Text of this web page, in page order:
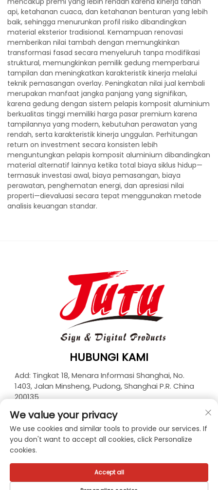
api, ketahanan cuaca, dan ketahanan benturan yang lebih
baik, sehingga menurunkan profil risiko dibandingkan
material eksterior tradisional. Kemampuan renovasi
memberikan nilai tambah dengan memungkinkan
transformasi fasad secara menyeluruh tanpa modifikasi
struktural, memungkinkan pemilik gedung memperbarui
tampilan dan meningkatkan karakteristik kinerja melalui
teknik pemasangan overlay. Peningkatan nilai jual kembali
merupakan manfaat jangka panjang yang signifikan,
karena gedung dengan sistem pelapis komposit aluminium
berkualitas tinggi memiliki harga pasar premium karena
tampilannya yang modern, kebutuhan perawatan yang
rendah, serta karakteristik kinerja unggulan. Perhitungan
return on investment secara konsisten lebih
menguntungkan pelapis komposit aluminium dibandingkan
material alternatif lainnya ketika total biaya siklus hidup—
termasuk investasi awal, biaya pemasangan, biaya
perawatan, penghematan energi, dan apresiasi nilai
properti—dievaluasi secara tepat menggunakan metode
analisis keuangan standar.
HUBUNGI KAMI
Add: Tingkat 18, Menara Informasi Shanghai, No.
1403, Jalan Minsheng, Pudong, Shanghai P.R. China
200135
Telp:+86-21-33927426
E-Mail: [email protected]
Hak Cipta © 2026 JUTU New Materials Technology
Limited. Seluruh hak dilindungi. -
We value your privacy
We use cookies and similar tools to provide our services. If
you don't want to accept all cookies, click Personalize
cookies.
Accept all